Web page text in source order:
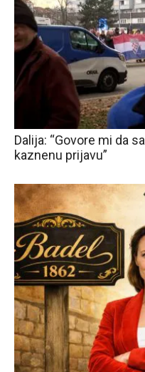
Dalija: “Govore mi da
kaznenu prijavu”